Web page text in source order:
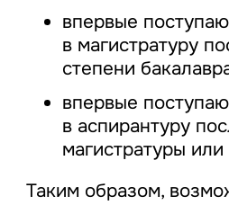
впервые
в магистратуру
степени
впервые
в аспирантуру
магистратуры
Таким образом,